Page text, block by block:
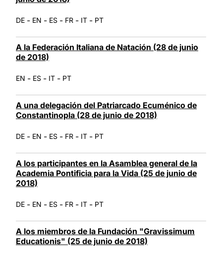
DE - EN - ES - FR - IT - PT
A la Federación Italiana de Natación (28 de junio
de 2018)
EN - ES - IT - PT
A una delegación del Patriarcado Ecuménico de
Constantinopla (28 de junio de 2018)
DE - EN - ES - FR - IT - PT
A los participantes en la Asamblea general de la
Academia Pontificia para la Vida (25 de junio de
2018)
DE - EN - ES - FR - IT - PT
A los miembros de la Fundación "Gravissimum
Educationis" (25 de junio de 2018)